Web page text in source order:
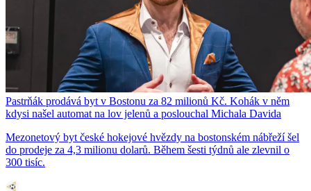
Pastrňák prodává byt v Bostonu za 82 milionů Kč. Kohák v něm
kdysi našel automat na lov jelenů a poslouchal Michala Davida
Mezonetový byt české hokejové hvězdy na bostonském nábřeží šel
do prodeje za 4,3 milionu dolarů. Během šesti týdnů ale zlevnil o
300 tisíc.